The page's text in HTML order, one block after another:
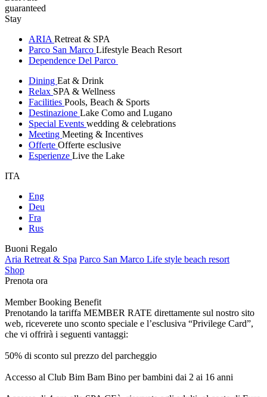
guaranteed
Stay
ARIA Retreat & SPA
Parco San Marco Lifestyle Beach Resort
Dependence Del Parco
Dining Eat & Drink
Relax SPA & Wellness
Facilities Pools, Beach & Sports
Destinazione Lake Como and Lugano
Special Events wedding & celebrations
Meeting Meeting & Incentives
Offerte Offerte esclusive
Esperienze Live the Lake
ITA
Eng
Deu
Fra
Rus
Buoni Regalo
Aria Retreat & Spa Parco San Marco Life style beach resort
Shop
Prenota ora
Member Booking Benefit
Prenotando la tariffa MEMBER RATE direttamente sul nostro sito
web, riceverete uno sconto speciale e l’esclusiva “Privilege Card”,
che vi offrirà i seguenti vantaggi:
50% di sconto sul prezzo del parcheggio
Accesso al Club Bim Bam Bino per bambini dai 2 ai 16 anni